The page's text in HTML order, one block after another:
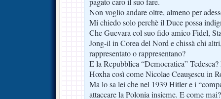
Non voglio andare oltre, almeno per
Mi chiedo solo perchè il Duce possa
Che Guevara col suo fido amico Fidel,
Jong-il in Corea del Nord e chissà chi
rappresentato o rappresentano?
E la Repubblica “Democratica”
Hoxha così come Nicolae Ceauşescu in
Ma lo sa lei che nel 1939 Hitler e i
attaccare la Polonia insieme. E come mai?